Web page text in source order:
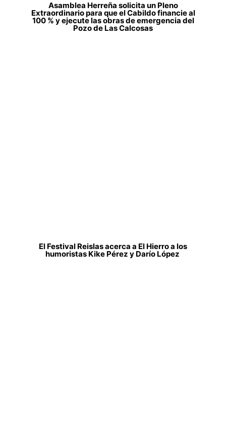
Asamblea Herreña solicita un Pleno
Extraordinario para que el Cabildo financie al
100 % y ejecute las obras de emergencia del
Pozo de Las Calcosas
El Festival Reislas acerca a El Hierro a los
humoristas Kike Pérez y Darío López